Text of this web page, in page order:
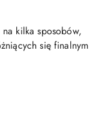
kilka sposobów,
się finalnym